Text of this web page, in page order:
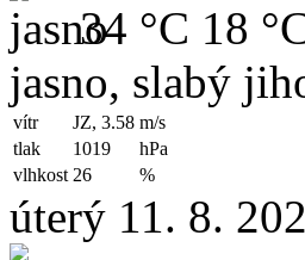
34 °C 18
jasno, slabý
vítr JZ, 3.58 m/s
tlak
1019
hPa
vlhkost 26 %
úterý 11. 8.